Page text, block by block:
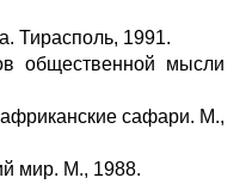
Тирасполь, 1991.
общественной мысли
сафари. М.,
мир. М., 1988.